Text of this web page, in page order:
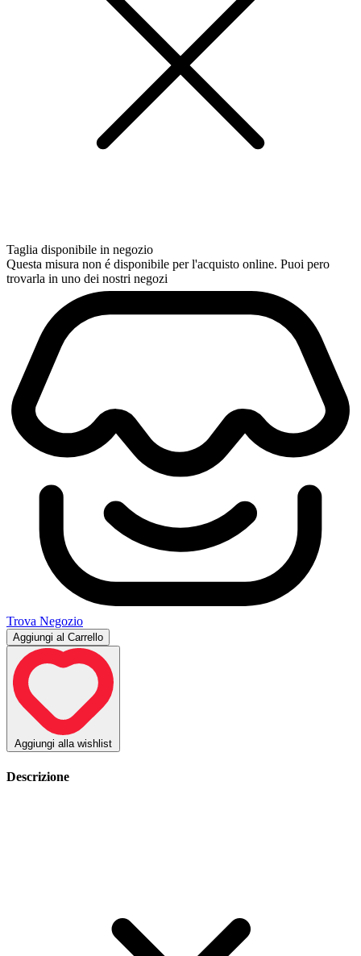
Taglia disponibile in negozio
Questa misura non é disponibile per l'acquisto online. Puoi pero
trovarla in uno dei nostri negozi
Trova Negozio
Aggiungi al Carrello
Aggiungi alla wishlist
Descrizione